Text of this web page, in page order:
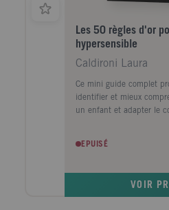
Les 50 règles d'or
hypersensible
Caldironi Laura
Ce mini guide complet
identifier et mieux
un enfant et adapter le
surprotection, mettre en
EPUISÉ
VOIR